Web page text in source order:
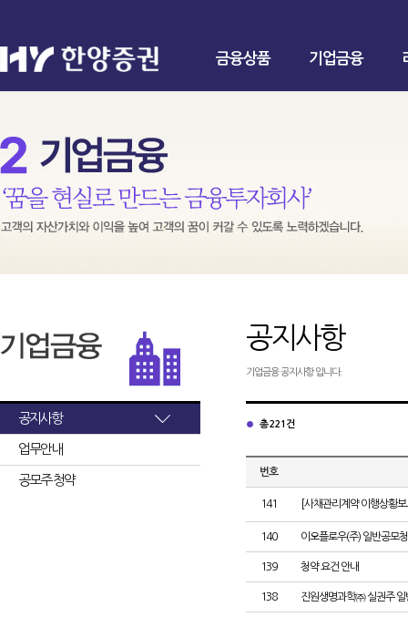
금융상품 기업금융
공지사항
업무안내
공모주 청약
공지사항
기업금융 공지사항 입니다.
총 221건
번호
141 [사채관리계약 이행상황
140 이오플로우(주) 일반공모
139 청약 요건 안내
138 진원생명과학㈜ 실권주 일